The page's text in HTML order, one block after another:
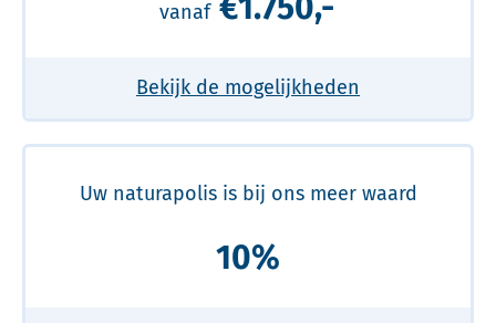
vanaf
Bekijk de mogelijkheden
Uw naturapolis is bij ons meer waard
10%